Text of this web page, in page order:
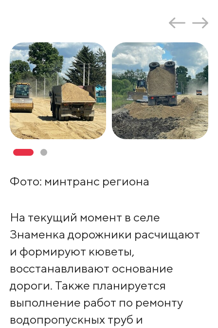
Фото: минтранс региона
На текущий момент в селе
Знаменка дорожники расчищают
и формируют кюветы,
восстанавливают основание
дороги. Также планируется
выполнение работ по ремонту
водопропускных труб и